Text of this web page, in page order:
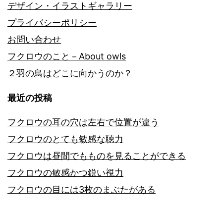
デザイン・イラストギャラリー
プライバシーポリシー
お問い合わせ
フクロウのこと－About owls
２羽の鳥はどこに向かうのか？
最近の投稿
フクロウの耳の穴は左右で位置が違う
フクロウのとても敏感な聴力
フクロウは昼間でもものを見ることができる
フクロウの敏感かつ鋭い視力
フクロウの目には3枚のまぶたがある